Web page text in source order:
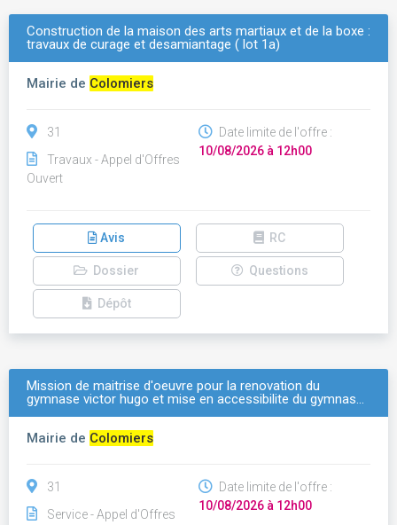
Construction de la maison des arts martiaux et de la boxe :
travaux de curage et desamiantage ( lot 1a)
Mairie de Colomiers
31
Travaux - Appel d'Offres
Ouvert
Date limite de l'offre :
10/08/2026 à 12h00
Avis RC
Dossier Questions
Dépôt
Mission de maitrise d'oeuvre pour la renovation du
gymnase victor hugo et mise en accessibilite du gymnas…
Mairie de Colomiers
31
Service - Appel d'Offres
Date limite de l'offre :
10/08/2026 à 12h00